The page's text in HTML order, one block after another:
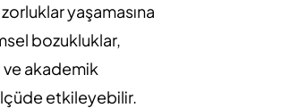
yaşamasına
bozukluklar,
ve akademik
etkileyebilir.